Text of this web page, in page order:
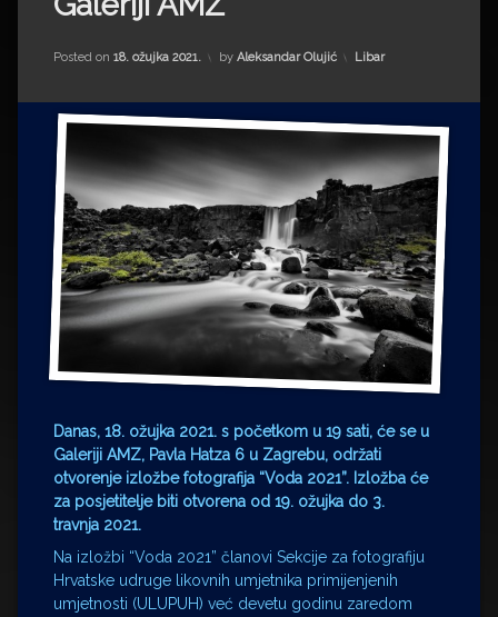
Impressum
Milenko Strižak
Drugi autori
Drugi autori
Matea Andrić
Ljiljana Lekanić-Kljaić
Željko Krznarić
Mario Lovreković
Miroslav Šantek
Posted on 18. ožujka 2021. by Aleksandar Olujić Kategorije:
Libar
Danas, 18. ožujka 2021. s početkom u 19 sati, će se u
Galeriji AMZ, Pavla Hatza 6 u Zagrebu, održati
otvorenje izložbe fotografija “Voda 2021”. Izložba će
za posjetitelje biti otvorena od 19. ožujka do 3.
travnja 2021.
Na izložbi “Voda 2021” članovi Sekcije za fotografiju
Hrvatske udruge likovnih umjetnika primijenjenih
umjetnosti (ULUPUH) već devetu godinu zaredom